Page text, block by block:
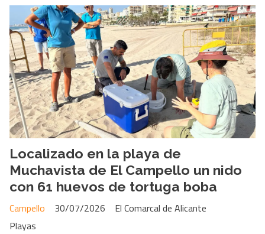
Localizado en la playa de
Muchavista de El Campello un nido
con 61 huevos de tortuga boba
El Comarcal de Alicante
Campello
30/07/2026
Playas